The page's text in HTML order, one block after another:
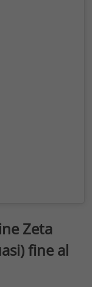
Zeta
fine al